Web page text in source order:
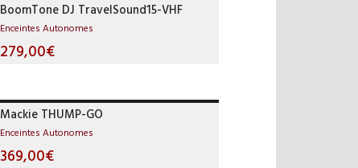
BoomTone DJ TravelSound15-VHF
Enceintes Autonomes
279,00€
Mackie THUMP-GO
Enceintes Autonomes
369,00€